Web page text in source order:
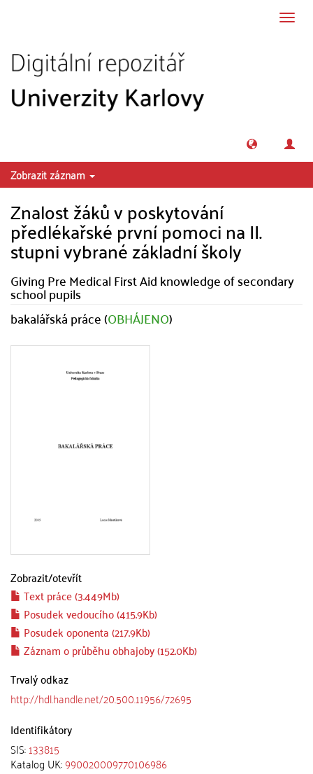
Zobrazit záznam
Znalost žáků v poskytování
předlékařské první pomoci na II.
stupni vybrané základní školy
Giving Pre Medical First Aid knowledge of secondary
school pupils
bakalářská práce (OBHÁJENO)
Zobrazit/otevřít
Text práce (3.449Mb)
Posudek vedoucího (415.9Kb)
Posudek oponenta (217.9Kb)
Záznam o průběhu obhajoby (152.0Kb)
Trvalý odkaz
http://hdl.handle.net/20.500.11956/72695
Identifikátory
SIS:133815
Katalog UK:990020009770106986